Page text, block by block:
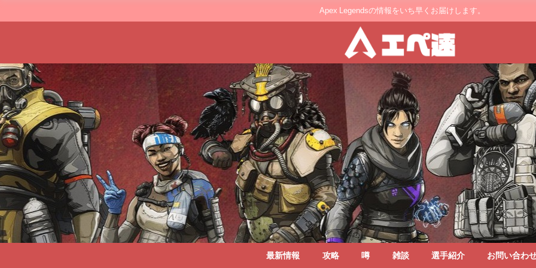
Apex Legendsの情報をいち早くお届けします。
最新情報 攻略 噂 雑談 選手紹介 お問い合わ